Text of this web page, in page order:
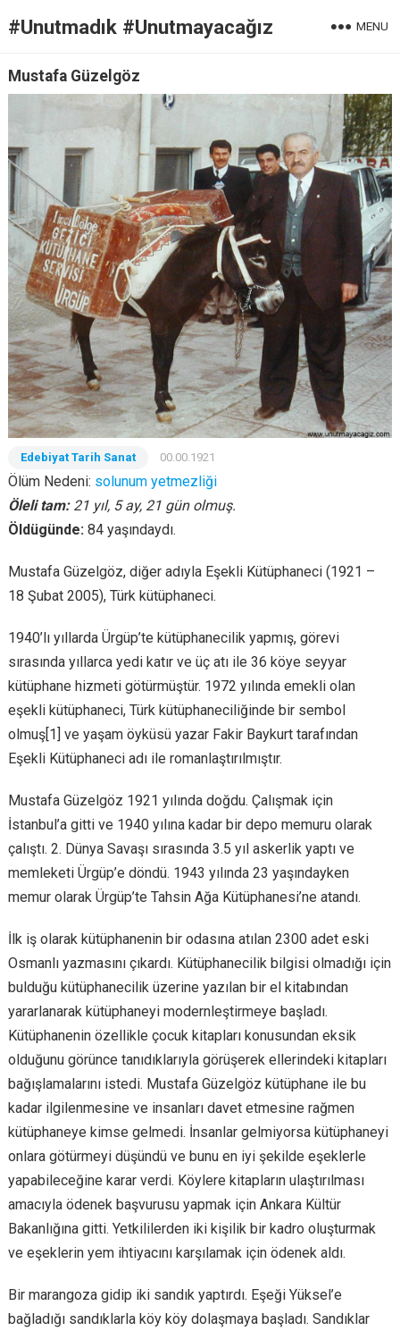
#Unutmadık #Unutmayacağız MENU
Mustafa Güzelgöz
Edebiyat Tarih Sanat 00.00.1921
Ölüm Nedeni: solunum yetmezliği
Öleli tam: 21 yıl, 5 ay, 21 gün olmuş.
Öldügünde: 84 yaşındaydı.
Mustafa Güzelgöz, diğer adıyla Eşekli Kütüphaneci (1921 –
18 Şubat 2005), Türk kütüphaneci.
1940’lı yıllarda Ürgüp’te kütüphanecilik yapmış, görevi
sırasında yıllarca yedi katır ve üç atı ile 36 köye seyyar
kütüphane hizmeti götürmüştür. 1972 yılında emekli olan
eşekli kütüphaneci, Türk kütüphaneciliğinde bir sembol
olmuş[1] ve yaşam öyküsü yazar Fakir Baykurt tarafından
Eşekli Kütüphaneci adı ile romanlaştırılmıştır.
Mustafa Güzelgöz 1921 yılında doğdu. Çalışmak için
İstanbul’a gitti ve 1940 yılına kadar bir depo memuru olarak
çalıştı. 2. Dünya Savaşı sırasında 3.5 yıl askerlik yaptı ve
memleketi Ürgüp’e döndü. 1943 yılında 23 yaşındayken
memur olarak Ürgüp’te Tahsin Ağa Kütüphanesi’ne atandı.
İlk iş olarak kütüphanenin bir odasına atılan 2300 adet eski
Osmanlı yazmasını çıkardı. Kütüphanecilik bilgisi olmadığı için
bulduğu kütüphanecilik üzerine yazılan bir el kitabından
yararlanarak kütüphaneyi modernleştirmeye başladı.
Kütüphanenin özellikle çocuk kitapları konusundan eksik
olduğunu görünce tanıdıklarıyla görüşerek ellerindeki kitapları
bağışlamalarını istedi. Mustafa Güzelgöz kütüphane ile bu
kadar ilgilenmesine ve insanları davet etmesine rağmen
kütüphaneye kimse gelmedi. İnsanlar gelmiyorsa kütüphaneyi
onlara götürmeyi düşündü ve bunu en iyi şekilde eşeklerle
yapabileceğine karar verdi. Köylere kitapların ulaştırılması
amacıyla ödenek başvurusu yapmak için Ankara Kültür
Bakanlığına gitti. Yetkililerden iki kişilik bir kadro oluşturmak
ve eşeklerin yem ihtiyacını karşılamak için ödenek aldı.
Bir marangoza gidip iki sandık yaptırdı. Eşeği Yüksel’e
bağladığı sandıklarla köy köy dolaşmaya başladı. Sandıklar